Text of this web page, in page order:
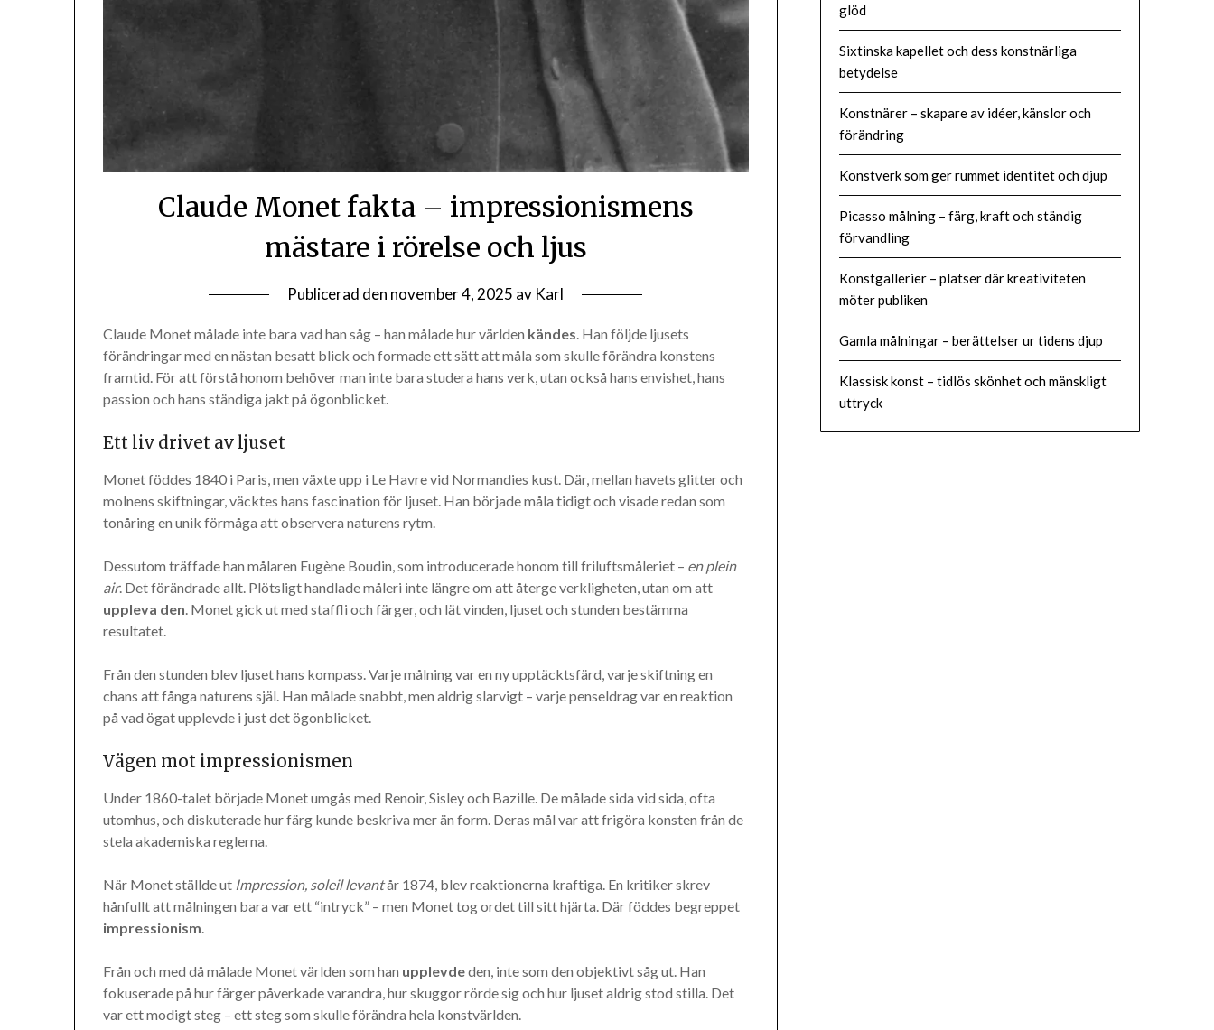
Claude Monet fakta – impressionismens
mästare i rörelse och ljus
Publicerad den november 4, 2025 av Karl
Claude Monet målade inte bara vad han såg – han målade hur världen kändes. Han följde ljusets
förändringar med en nästan besatt blick och formade ett sätt att måla som skulle förändra konstens
framtid. För att förstå honom behöver man inte bara studera hans verk, utan också hans envishet, hans
passion och hans ständiga jakt på ögonblicket.
Ett liv drivet av ljuset
Monet föddes 1840 i Paris, men växte upp i Le Havre vid Normandies kust. Där, mellan havets glitter och
molnens skiftningar, väcktes hans fascination för ljuset. Han började måla tidigt och visade redan som
tonåring en unik förmåga att observera naturens rytm.
Dessutom träffade han målaren Eugène Boudin, som introducerade honom till friluftsmåleriet – en plein
air. Det förändrade allt. Plötsligt handlade måleri inte längre om att återge verkligheten, utan om att
uppleva den. Monet gick ut med staffli och färger, och lät vinden, ljuset och stunden bestämma
resultatet.
Från den stunden blev ljuset hans kompass. Varje målning var en ny upptäcktsfärd, varje skiftning en
chans att fånga naturens själ. Han målade snabbt, men aldrig slarvigt – varje penseldrag var en reaktion
på vad ögat upplevde i just det ögonblicket.
Vägen mot impressionismen
Under 1860-talet började Monet umgås med Renoir, Sisley och Bazille. De målade sida vid sida, ofta
utomhus, och diskuterade hur färg kunde beskriva mer än form. Deras mål var att frigöra konsten från de
stela akademiska reglerna.
När Monet ställde ut Impression, soleil levantår 1874, blev reaktionerna kraftiga. En kritiker skrev
hånfullt att målningen bara var ett “intryck” – men Monet tog ordet till sitt hjärta. Där föddes begreppet
impressionism.
Från och med då målade Monet världen som han upplevdeden, inte som den objektivt såg ut. Han
fokuserade på hur färger påverkade varandra, hur skuggor rörde sig och hur ljuset aldrig stod stilla. Det
var ett modigt steg – ett steg som skulle förändra hela konstvärlden.
glöd
Sixtinska kapellet och dess konstnärliga
betydelse
Konstnärer – skapare av idéer, känslor och
förändring
Konstverk som ger rummet identitet och djup
Picasso målning – färg, kraft och ständig
förvandling
Konstgallerier – platser där kreativiteten
möter publiken
Gamla målningar – berättelser ur tidens djup
Klassisk konst – tidlös skönhet och mänskligt
uttryck